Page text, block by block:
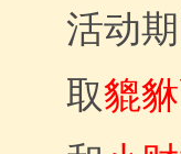
活动
取貔